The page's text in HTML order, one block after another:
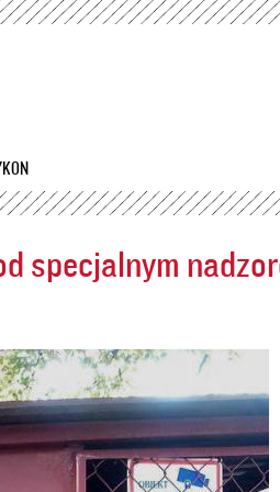
Przejdź
specjalnym